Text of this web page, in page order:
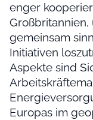
enger
gemeinsam
Initiativen
Aspekte sind
Europas im